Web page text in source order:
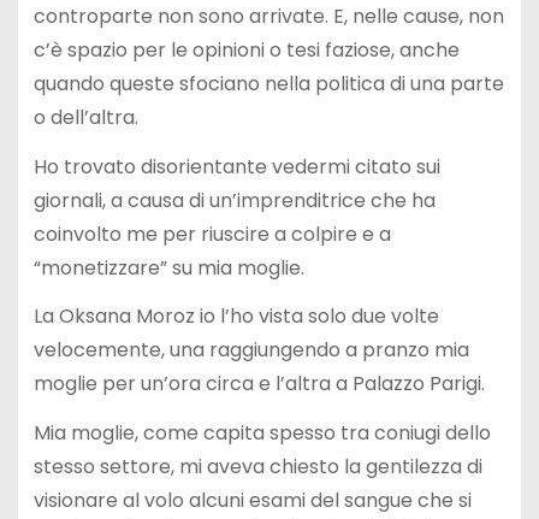
controparte non sono arrivate. E, nelle cause, non
c’è spazio per le opinioni o tesi faziose, anche
quando queste sfociano nella politica di una parte
o dell’altra.
Ho trovato disorientante vedermi citato sui
giornali, a causa di un’imprenditrice che ha
coinvolto me per riuscire a colpire e a
“monetizzare” su mia moglie.
La Oksana Moroz io l’ho vista solo due volte
velocemente, una raggiungendo a pranzo mia
moglie per un’ora circa e l’altra a Palazzo Parigi.
Mia moglie, come capita spesso tra coniugi dello
stesso settore, mi aveva chiesto la gentilezza di
visionare al volo alcuni esami del sangue che si